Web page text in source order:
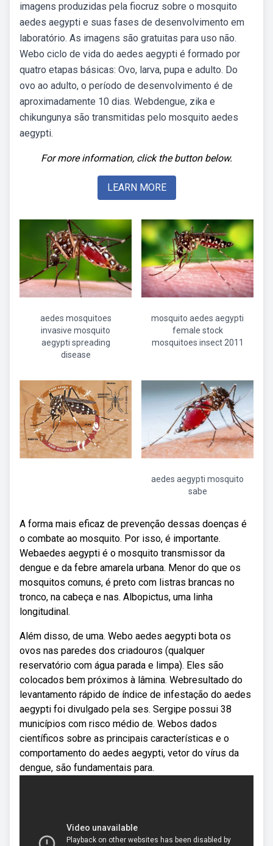
imagens produzidas pela fiocruz sobre o mosquito
aedes aegypti e suas fases de desenvolvimento em
laboratório. As imagens são gratuitas para uso não.
Webo ciclo de vida do aedes aegypti é formado por
quatro etapas básicas: Ovo, larva, pupa e adulto. Do
ovo ao adulto, o período de desenvolvimento é de
aproximadamente 10 dias. Webdengue, zika e
chikungunya são transmitidas pelo mosquito aedes
aegypti.
For more information, click the button below.
LEARN MORE
aedes mosquitoes
invasive mosquito
aegypti spreading
disease
mosquito aedes aegypti
female stock
mosquitoes insect 2011
aedes aegypti mosquito
sabe
A forma mais eficaz de prevenção dessas doenças é
o combate ao mosquito. Por isso, é importante.
Webaedes aegypti é o mosquito transmissor da
dengue e da febre amarela urbana. Menor do que os
mosquitos comuns, é preto com listras brancas no
tronco, na cabeça e nas. Albopictus, uma linha
longitudinal.
Além disso, de uma. Webo aedes aegypti bota os
ovos nas paredes dos criadouros (qualquer
reservatório com água parada e limpa). Eles são
colocados bem próximos à lâmina. Webresultado do
levantamento rápido de índice de infestação do aedes
aegypti foi divulgado pela ses. Sergipe possui 38
municípios com risco médio de. Webos dados
científicos sobre as principais características e o
comportamento do aedes aegypti, vetor do vírus da
dengue, são fundamentais para.